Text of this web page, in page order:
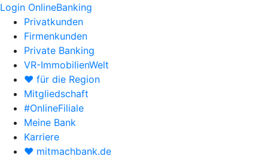
Login OnlineBanking
Privatkunden
Firmenkunden
Private Banking
VR-ImmobilienWelt
♥ für die Region
Mitgliedschaft
#OnlineFiliale
Meine Bank
Karriere
♥ mitmachbank.de